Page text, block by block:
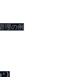
理の例
)